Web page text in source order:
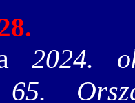
a2024.
65.